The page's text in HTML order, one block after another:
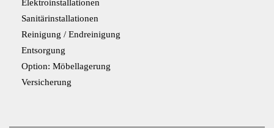
Elektroinstallationen
Sanitärinstallationen
Reinigung / Endreinigung
Entsorgung
Option: Möbellagerung
Versicherung